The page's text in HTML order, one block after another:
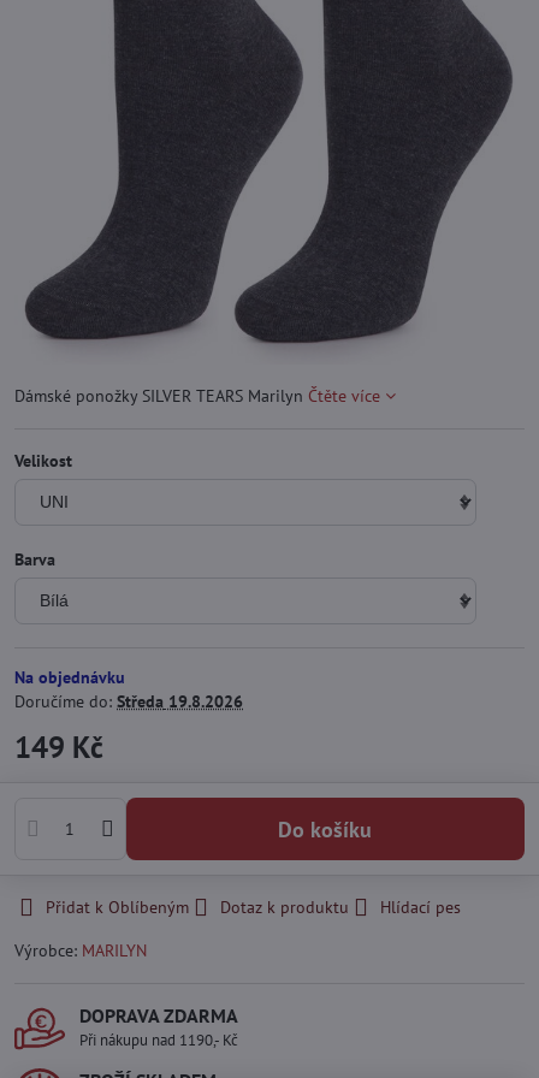
Dámské ponožky SILVER TEARS Marilyn Čtěte více
Velikost
Barva
Na objednávku
Doručíme do: Středa 19.8.2026
149 Kč
Do košíku
Přidat k Oblíbeným Dotaz k produktu
Hlídací pes
Výrobce: MARILYN
DOPRAVA ZDARMA
Při nákupu nad 1190,- Kč